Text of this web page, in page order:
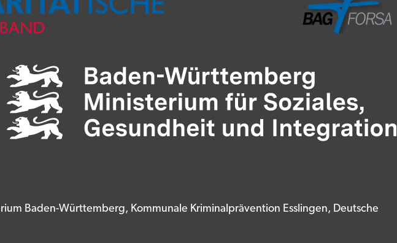
Baden-Württemberg, Kommunale Kriminalprävention Esslingen, Deutsche